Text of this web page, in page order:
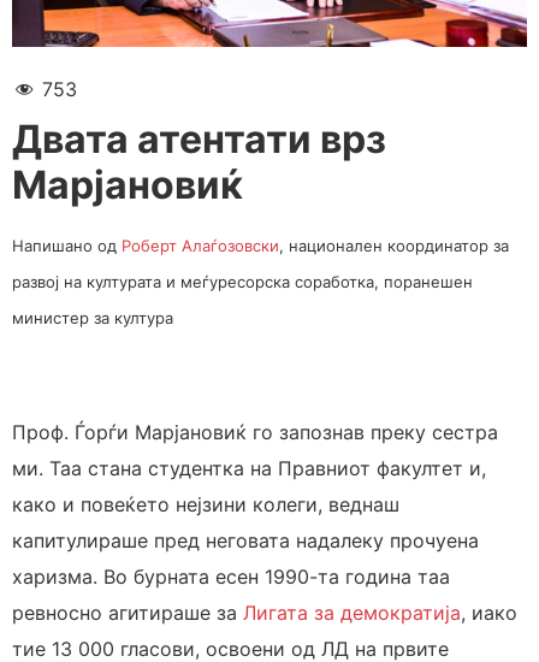
753
Двата атентати врз
Марјановиќ
Напишано од Роберт Алаѓозовски, национален координатор за
развој на културата и меѓуресорска соработка, поранешен
министер за култура
Проф. Ѓорѓи Марјановиќ го запознав преку сестра
ми. Таа стана студентка на Правниот факултет и,
како и повеќето нејзини колеги, веднаш
капитулираше пред неговата надалеку прочуена
харизма. Во бурната есен 1990-та година таа
ревносно агитираше за Лигата за демократија, иако
тие 13 000 гласови, освоени од ЛД на првите